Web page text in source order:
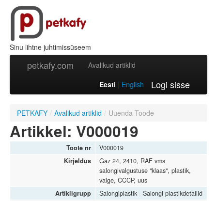
Sinu lihtne juhtimissüseem
petkafy.com Avalikud artiklid
Logi sisse
Eesti English
PETKAFY / Avalikud artiklid / Uuenda Toode
Artikkel: V000019
Toote nr
V000019
Kirjeldus
Gaz 24, 2410, RAF vms
salongivalgustuse "klaas", plastik,
valge, CCCP, uus
Artikligrupp
Salongiplastik - Salongi plastikdetailid